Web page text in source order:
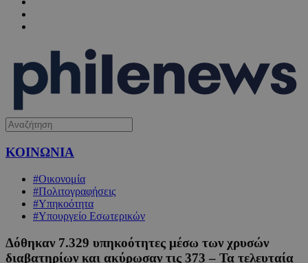
ΚΟΙΝΩΝΙΑ
#Οικονομία
#Πολιτογραφήσεις
#Υπηκοότητα
#Υπουργείο Εσωτερικών
Δόθηκαν 7.329 υπηκοότητες μέσω των χρυσών
διαβατηρίων και ακύρωσαν τις 373 – Τα τελευταία